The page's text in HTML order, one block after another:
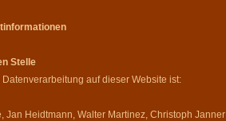
Stelle
auf dieser Website ist:
Jan Heidtmann, Walter Martinez, Christoph Janner